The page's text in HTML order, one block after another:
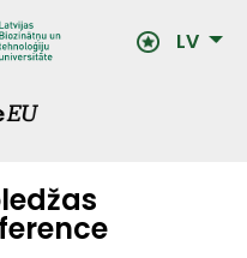
LV